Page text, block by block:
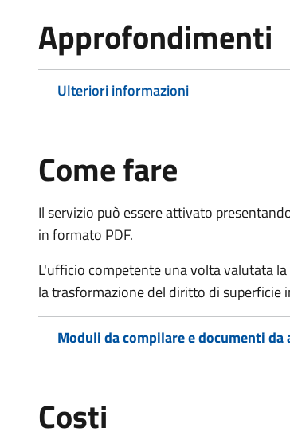
Approfondimenti
Ulteriori informazioni
Come fare
Il servizio può essere attivato
in formato PDF.
L'ufficio competente una volta valutata
la trasformazione del diritto di superficie
Moduli da compilare e documenti da
Costi